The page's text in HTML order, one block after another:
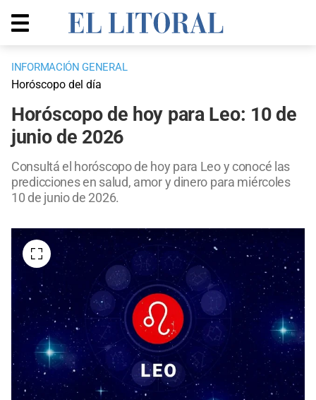
INFORMACIÓN GENERAL
Horóscopo del día
Horóscopo de hoy para Leo: 10 de
junio de 2026
Consultá el horóscopo de hoy para Leo y conocé las
predicciones en salud, amor y dinero para miércoles
10 de junio de 2026.